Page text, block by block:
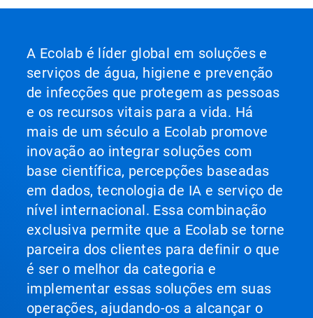
A Ecolab é líder global em soluções e
serviços de água, higiene e prevenção
de infecções que protegem as pessoas
e os recursos vitais para a vida. Há
mais de um século a Ecolab promove
inovação ao integrar soluções com
base científica, percepções baseadas
em dados, tecnologia de IA e serviço de
nível internacional. Essa combinação
exclusiva permite que a Ecolab se torne
parceira dos clientes para definir o que
é ser o melhor da categoria e
implementar essas soluções em suas
operações, ajudando-os a alcançar o